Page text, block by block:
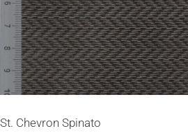
St. Chevron Spinato